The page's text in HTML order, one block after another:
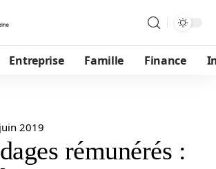
Entreprise Famille Finance
2019
rémunérés :